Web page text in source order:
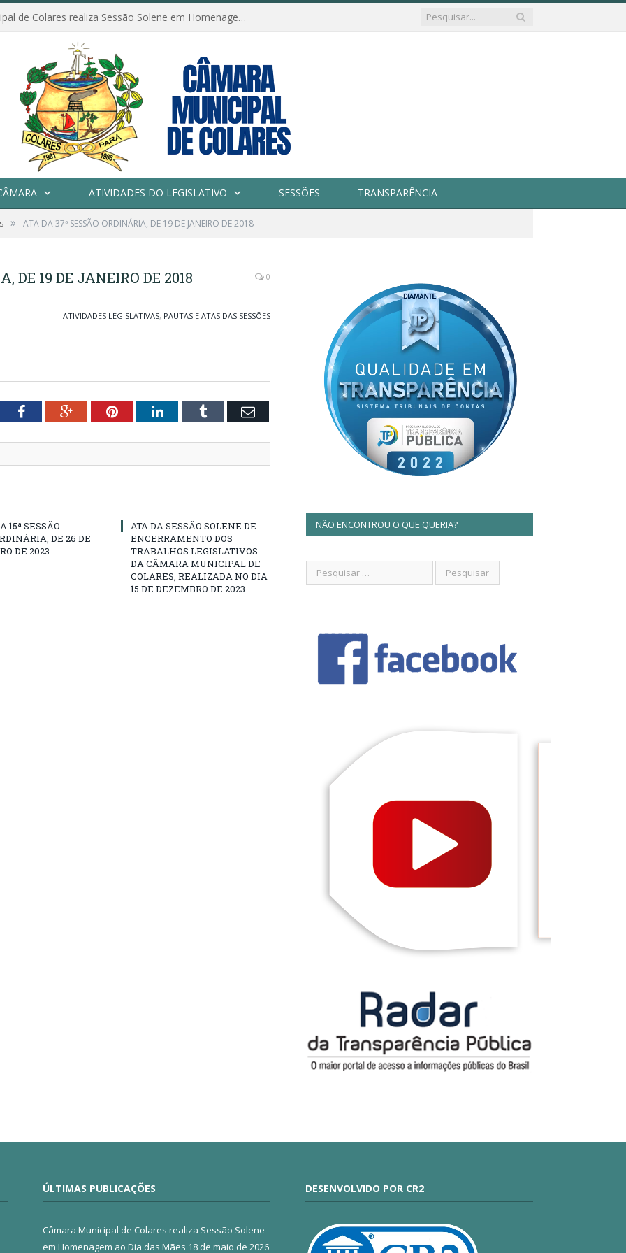
Câmara Municipal de Colares realiza Sessão Solene em Homenagem ao Dia das Mães
ATIVIDADES DO LEGISLATIVO SESSÕES TRANSPARÊNCIA
» ATA DA 37ª SESSÃO ORDINÁRIA, DE 19 DE JANEIRO DE 2018
DE 19 DE JANEIRO DE 2018 0
ATIVIDADES LEGISLATIVAS, PAUTAS E ATAS DAS SESSÕES
FacebookGoogle+PinterestLinkedInTumblr Email
15ª SESSÃO
DE 26 DE
DE 2023
ATA DA SESSÃO SOLENE DE
ENCERRAMENTO DOS
TRABALHOS LEGISLATIVOS
DA CÂMARA MUNICIPAL DE
COLARES, REALIZADA NO DIA
15 DE DEZEMBRO DE 2023
NÃO ENCONTROU O QUE QUERIA?
ÚLTIMAS PUBLICAÇÕES
Câmara Municipal de Colares realiza Sessão Solene
em Homenagem ao Dia das Mães 18 de maio de 2026
DESENVOLVIDO POR CR2